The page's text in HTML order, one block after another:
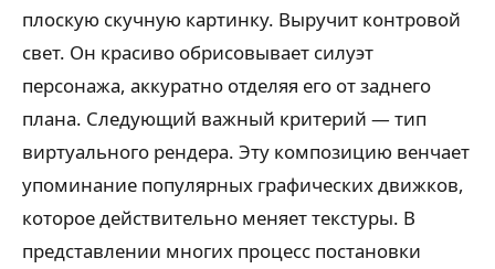
плоскую скучную картинку. Выручит контровой
свет. Он красиво обрисовывает силуэт
персонажа, аккуратно отделяя его от заднего
плана. Следующий важный критерий — тип
виртуального рендера. Эту композицию венчает
упоминание популярных графических движков,
которое действительно меняет текстуры. В
представлении многих процесс постановки